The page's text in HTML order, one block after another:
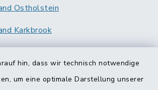
hin, dass wir technisch notwendige
um eine optimale Darstellung unserer
Ostholstein
Karkbrook